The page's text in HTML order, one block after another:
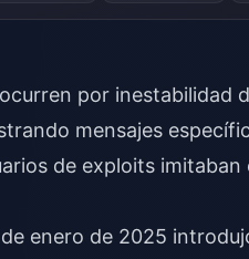
por inestabilidad
mensajes
de exploits
enero de 2025